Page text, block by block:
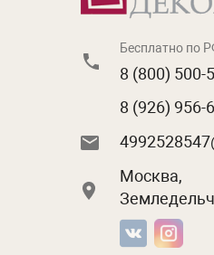
Бесплатно по
8 (800) 500-
8 (926) 956-
Москва,